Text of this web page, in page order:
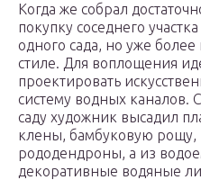
Когда же собрал
покупку соседнего
одного сада, но уже
стиле. Для воплощения
проектировать
систему водных каналов.
саду художник высадил
клены, бамбуковую рощу,
рододендроны, а из
декоративные водяные